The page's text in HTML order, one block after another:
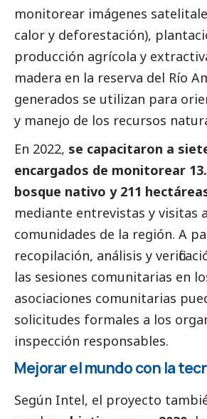
monitorear imágenes
calor y deforestación),
producción agrícola y
madera en la reserva del Río
generados se utilizan para
y manejo de los recursos
En 2022, se capacitaron a
encargados de monitorear
bosque nativo y 211
mediante entrevistas y visitas
comunidades de la región. A
recopilación, análisis y
las sesiones comunitarias en
asociaciones comunitarias
solicitudes formales a los
inspección responsables.
Mejorar el mundo con la
Según Intel, el proyecto